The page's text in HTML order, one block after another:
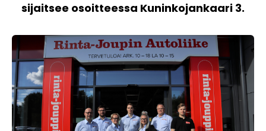
sijaitsee osoitteessa Kuninkojankaari 3.